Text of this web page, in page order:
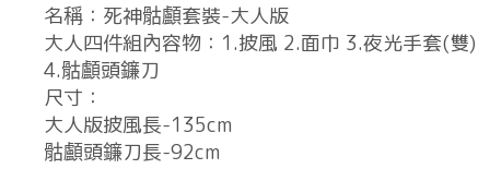
名稱：死神骷顱套裝-大人版
大人四件組內容物：1.披風 2.面巾 3.夜光手套(雙)
4.骷顱頭鐮刀
尺寸：
大人版披風長-135cm
骷顱頭鐮刀長-92cm